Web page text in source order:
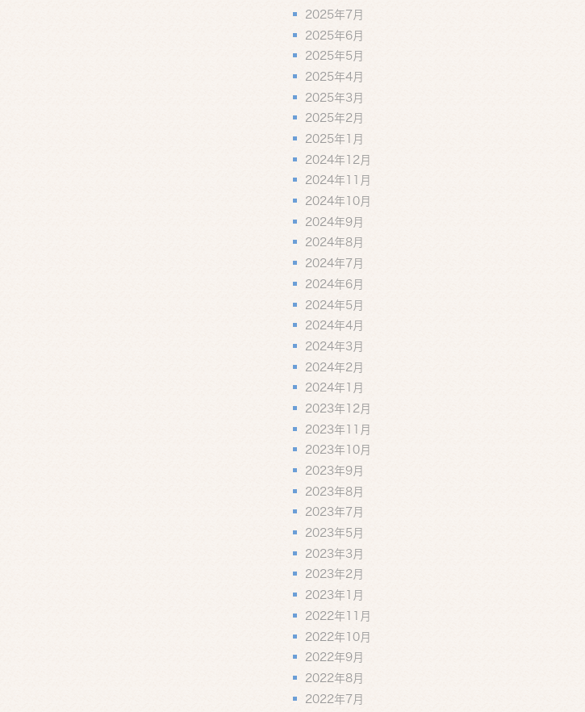
2025年7月
2025年6月
2025年5月
2025年4月
2025年3月
2025年2月
2025年1月
2024年12月
2024年11月
2024年10月
2024年9月
2024年8月
2024年7月
2024年6月
2024年5月
2024年4月
2024年3月
2024年2月
2024年1月
2023年12月
2023年11月
2023年10月
2023年9月
2023年8月
2023年7月
2023年5月
2023年3月
2023年2月
2023年1月
2022年11月
2022年10月
2022年9月
2022年8月
2022年7月